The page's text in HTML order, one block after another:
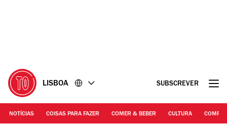
LISBOA SUBSCREVER
NOTÍCIAS COISAS PARA FAZER COMER & BEBER CULTURA
DR | 'Outro País', de Sérgio Tréfaut